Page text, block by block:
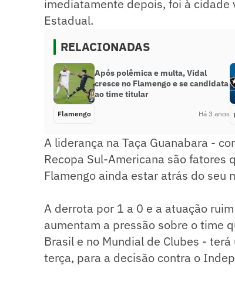
imediatamente depois, foi à cidade
Estadual.
RELACIONADAS
Após polêmica e multa, Vidal
cresce no Flamengo e se candidata
ao time titular
Flamengo Há 3 anos
A liderança na Taça Guanabara -
Recopa Sul-Americana são fatores
Flamengo ainda estar atrás do seu
A derrota por 1 a 0 e a atuação
aumentam a pressão sobre o time
Brasil e no Mundial de Clubes -
terça, para a decisão contra o